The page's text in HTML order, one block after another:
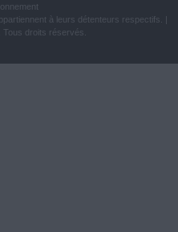
à leurs détenteurs respectifs.
|
Tous droits réservés.